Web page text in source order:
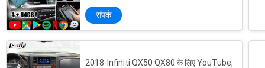
लिए 4 जीबी कारप्ले / एंड्रॉइड मल्टीमीडिया इंटरफ़ेस
संपर्क
2018-Infiniti QX50 QX80 के लिए YouTube,